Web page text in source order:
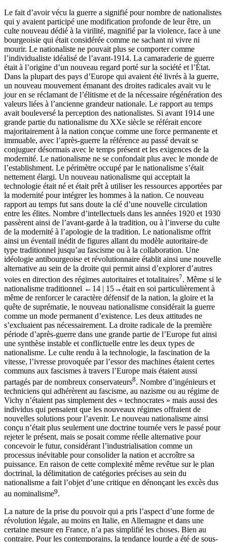
Le fait d’avoir vécu la guerre a signifié pour nombre de nationalistes
qui y avaient participé une modification profonde de leur être, un
culte nouveau dédié à la virilité, magnifié par la violence, face à une
bourgeoisie qui était considérée comme ne sachant ni vivre ni
mourir. Le nationaliste ne pouvait plus se comporter comme
l’individualiste idéalisé de l’avant-1914. La camaraderie de guerre
était à l’origine d’un nouveau regard porté sur la société et l’État.
Dans la plupart des pays d’Europe qui avaient été livrés à la guerre,
un nouveau mouvement émanant des droites radicales avait vu le
jour en se réclamant de l’élitisme et de la nécessaire régénération des
valeurs liées à l’ancienne grandeur nationale. Le rapport au temps
avait bouleversé la perception des nationalistes. Si avant 1914 une
grande partie du nationalisme du XXe siècle se référait encore
majoritairement à la nation conçue comme une force permanente et
immuable, avec l’après-guerre la référence au passé devait se
conjuguer désormais avec le temps présent et les exigences de la
modernité. Le nationalisme ne se confondait plus avec le monde de
l’establishment. Le périmètre occupé par le nationalisme s’était
nettement élargi. Un nouveau nationalisme qui acceptait la
technologie était né et était prêt à utiliser les ressources apportées par
la modernité pour intégrer les hommes à la nation. Ce nouveau
rapport au temps fut sans doute la clé d’une nouvelle circulation
entre les élites. Nombre d’intellectuels dans les années 1920 et 1930
passèrent ainsi de l’avant-garde à la tradition, ou à l’inverse du culte
de la modernité à l’apologie de la tradition. Le nationalisme offrit
ainsi un éventail inédit de figures allant du modèle autoritaire-de
type traditionnel jusqu’au fascisme ou à la collaboration. Une
idéologie antibourgeoise et révolutionnaire établit ainsi une nouvelle
alternative au sein de la droite qui permit ainsi d’explorer d’autres
voies en direction des régimes autoritaires et totalitaires7. Même si le
nationalisme traditionnel ←14 | 15→était en soi particulièrement à
même de renforcer le caractère défensif de la nation, la gloire et la
quête de suprématie, le nouveau nationalisme considérait la guerre
comme un mode permanent d’existence. Les deux attitudes ne
s’excluaient pas nécessairement. La droite radicale de la première
période d’après-guerre dans une grande partie de l’Europe fut ainsi
une synthèse instable et conflictuelle entre les deux types de
nationalisme. Le culte rendu à la technologie, la fascination de la
vitesse, l’ivresse provoquée par l’essor des machines étaient certes
communs aux fascismes à travers l’Europe mais étaient aussi
partagés par de nombreux conservateurs8. Nombre d’ingénieurs et
techniciens qui adhérèrent au fascisme, au nazisme ou au régime de
Vichy n’étaient pas simplement des « technocrates » mais aussi des
individus qui pensaient que les nouveaux régimes offraient de
nouvelles solutions pour l’avenir. Le nouveau nationalisme ainsi
conçu n’était plus seulement une doctrine tournée vers le passé pour
rejeter le présent, mais se posait comme réelle alternative pour
concevoir le futur, considérant l’industrialisation comme un
processus inévitable pour consolider la nation et accroître sa
puissance. En raison de cette complexité même revêtue sur le plan
doctrinal, la délimitation de catégories précises au sein du
nationalisme a fait l’objet d’une critique en dénonçant les excès dus
au nominalisme9.
La nature de la prise du pouvoir qui a pris l’aspect d’une forme de
révolution légale, au moins en Italie, en Allemagne et dans une
certaine mesure en France, n’a pas simplifié les choses. Bien au
contraire. Pour les contemporains, la tendance lourde a été de sous-